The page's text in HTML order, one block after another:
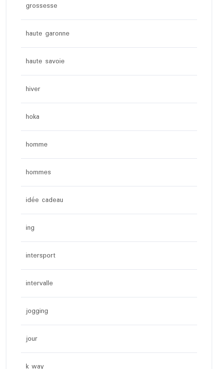
grossesse
haute garonne
haute savoie
hiver
hoka
homme
hommes
idée cadeau
ing
intersport
intervalle
jogging
jour
k way